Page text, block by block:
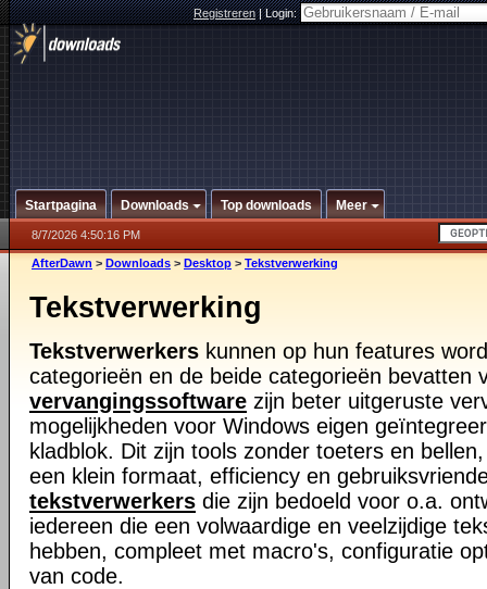
Registreren|Login:
Startpagina Downloads Top downloads Meer
8/7/2026 4:50:16 PM
AfterDawn > Downloads > Desktop > Tekstverwerking
Tekstverwerking
Tekstverwerkers kunnen op hun features
categorieën en de beide categorieën bevatten
vervangingssoftware zijn beter uitgeruste
mogelijkheden voor Windows eigen
kladblok. Dit zijn tools zonder toeters en
een klein formaat, efficiency en
tekstverwerkers die zijn bedoeld voor o.a.
iedereen die een volwaardige en veelzijdige
hebben, compleet met macro's, configuratie
van code.